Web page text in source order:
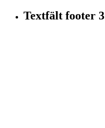
Textfält footer 3